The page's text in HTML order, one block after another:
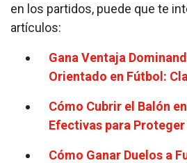
en los partidos, puede que te
artículos:
Gana Ventaja
Orientado en Fútbol:
Cómo Cubrir el Balón
Efectivas para
Cómo Ganar Duelos a